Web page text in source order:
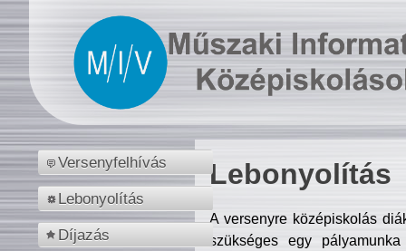
Versenyfelhívás
Lebonyolítás
Díjazás
Lebonyolítás
A versenyre középiskolás
szükséges egy